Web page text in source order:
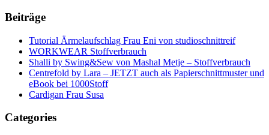
Beiträge
Tutorial Ärmelaufschlag Frau Eni von studioschnittreif
WORKWEAR Stoffverbrauch
Shalli by Swing&Sew von Mashal Metje – Stoffverbrauch
Centrefold by Lara – JETZT auch als Papierschnittmuster und
eBook bei 1000Stoff
Cardigan Frau Susa
Categories